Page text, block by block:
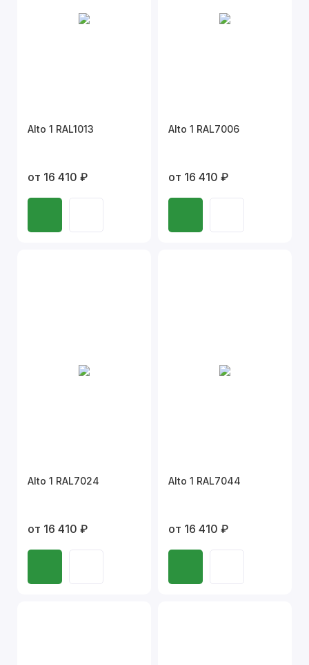
Alto 1 RAL1013
от 16 410 ₽
Alto 1 RAL7006
от 16 410 ₽
Alto 1 RAL7024
от 16 410 ₽
Alto 1 RAL7044
от 16 410 ₽